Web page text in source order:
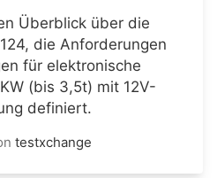
Überblick über die
die Anforderungen
für elektronische
(bis 3,5t) mit 12V-
definiert.
testxchange